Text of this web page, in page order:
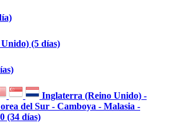
(5 días)
Inglaterra (Reino Unido) -
del Sur - Camboya - Malasia -
(34 días)